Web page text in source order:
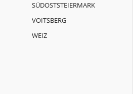
Stubenberg
Vorau
Waldbach-
SÜDOSTSTEIERMARK
VOITSBERG
WEIZ